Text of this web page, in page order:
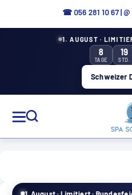
☎ 056 281 10 67|
1. AUGUST ·
8
TAGE
19
STD.
Schweizer